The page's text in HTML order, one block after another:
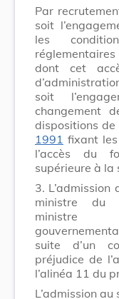
Par
soit
les
réglementaires
dont cet
soit
changement
dispositions de
1991 fixant
l’accès du
supérieure à la
3.
ministre du
ministre
suite d’un
préjudice de
l’alinéa 11 du
L’admission